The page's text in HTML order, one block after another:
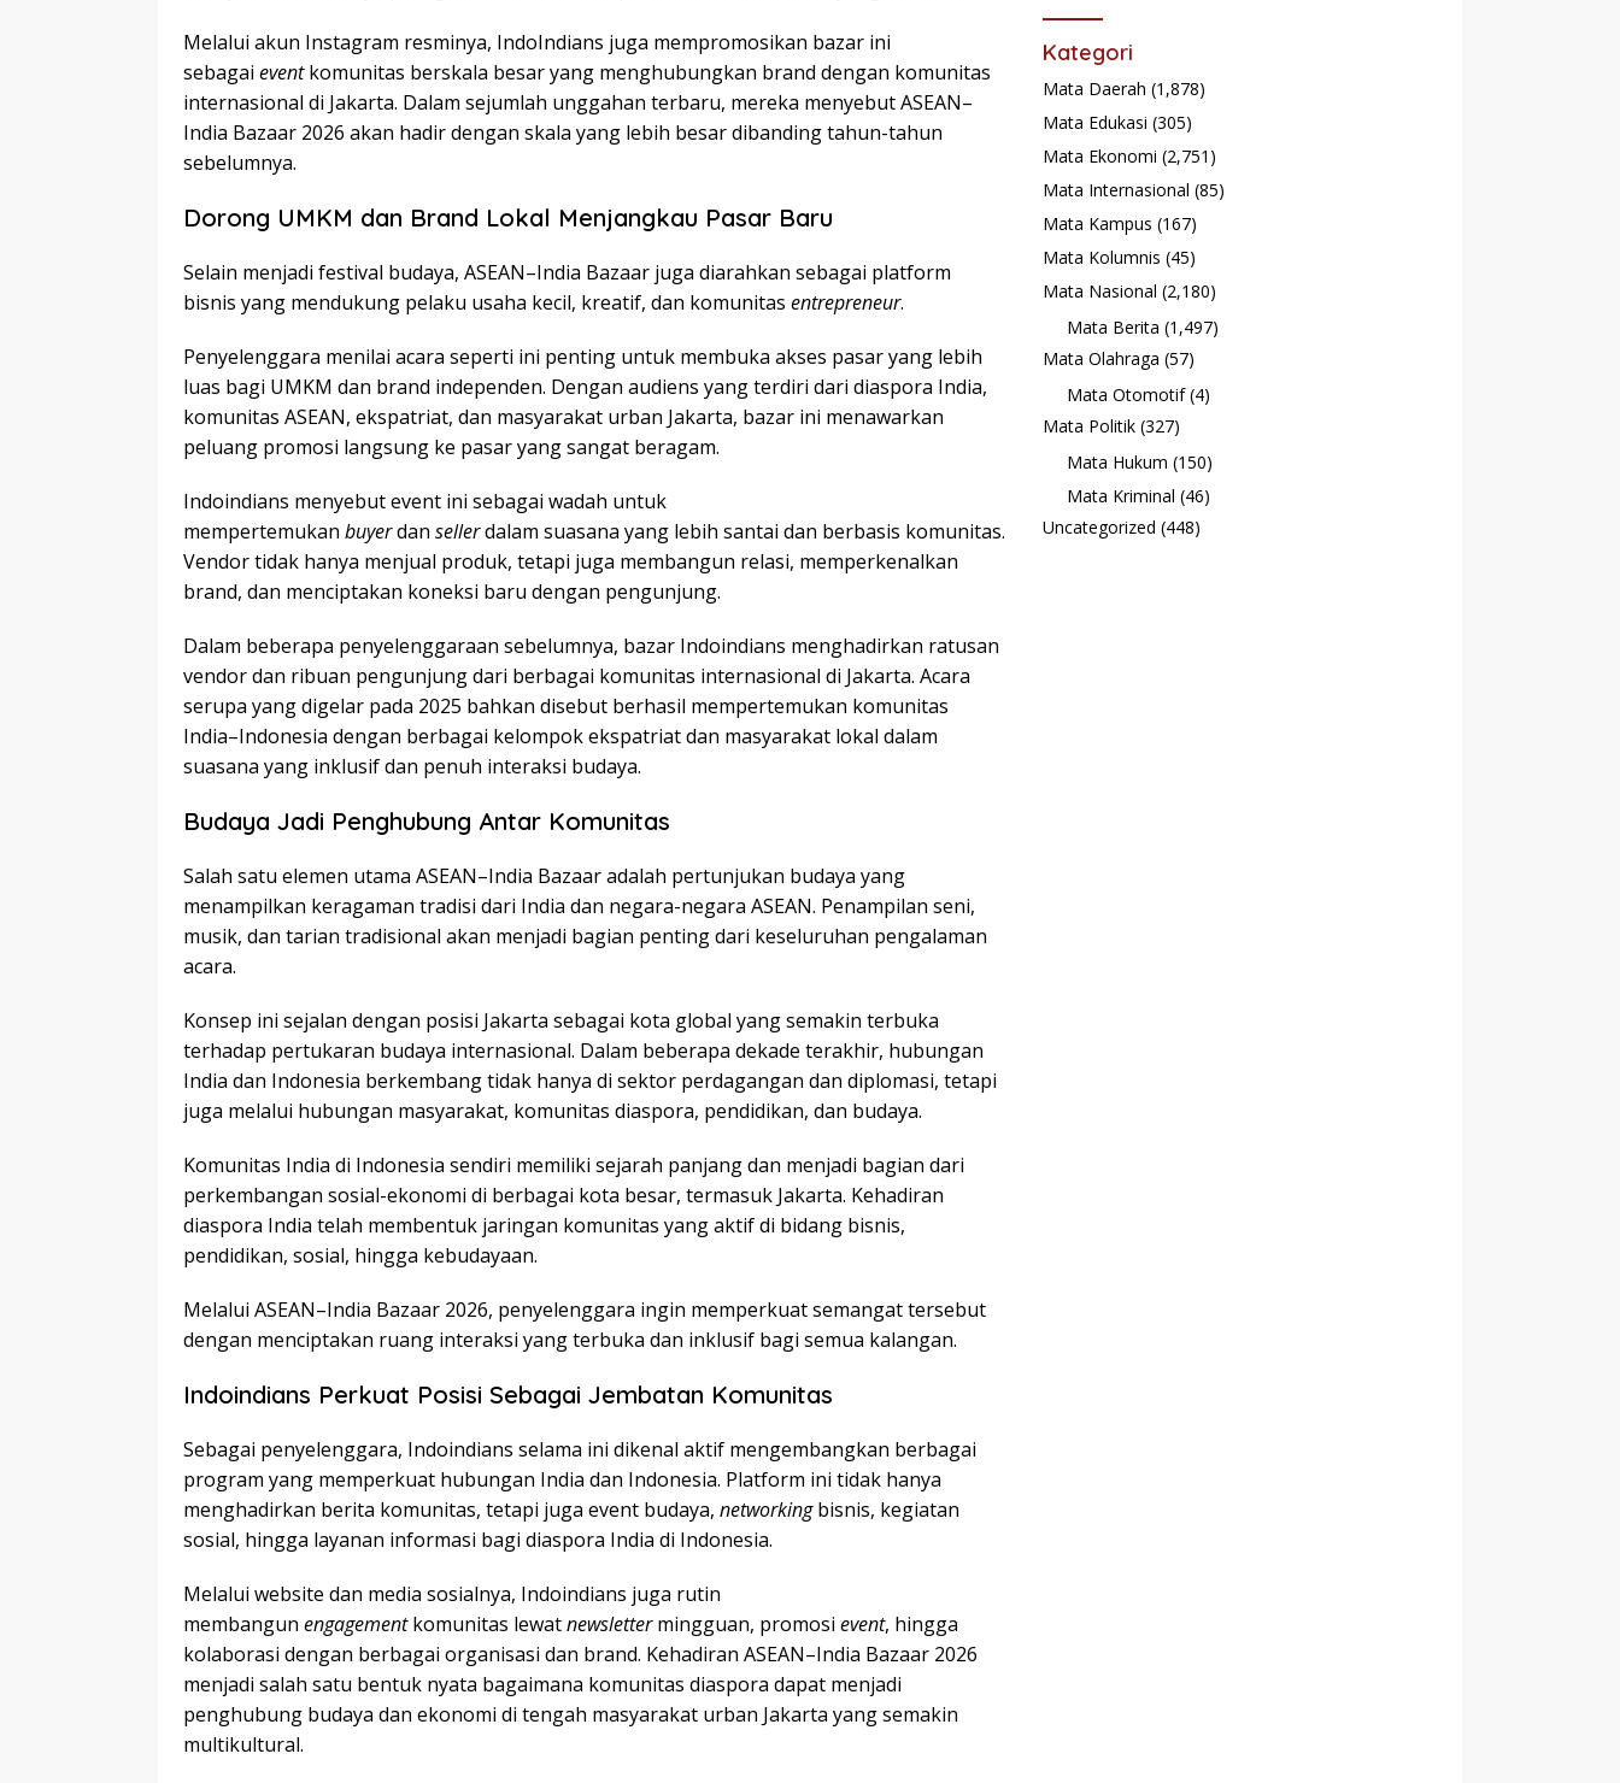
Melalui akun Instagram resminya, IndoIndians juga mempromosikan bazar ini
sebagai eventkomunitas berskala besar yang menghubungkan brand dengan komunitas
internasional di Jakarta. Dalam sejumlah unggahan terbaru, mereka menyebut ASEAN–
India Bazaar 2026 akan hadir dengan skala yang lebih besar dibanding tahun-tahun
sebelumnya.
Dorong UMKM dan Brand Lokal Menjangkau Pasar Baru
Selain menjadi festival budaya, ASEAN–India Bazaar juga diarahkan sebagai platform
bisnis yang mendukung pelaku usaha kecil, kreatif, dan komunitas entrepreneur.
Penyelenggara menilai acara seperti ini penting untuk membuka akses pasar yang lebih
luas bagi UMKM dan brand independen. Dengan audiens yang terdiri dari diaspora India,
komunitas ASEAN, ekspatriat, dan masyarakat urban Jakarta, bazar ini menawarkan
peluang promosi langsung ke pasar yang sangat beragam.
Indoindians menyebut event ini sebagai wadah untuk
mempertemukan buyerdan sellerdalam suasana yang lebih santai dan berbasis komunitas.
Vendor tidak hanya menjual produk, tetapi juga membangun relasi, memperkenalkan
brand, dan menciptakan koneksi baru dengan pengunjung.
Dalam beberapa penyelenggaraan sebelumnya, bazar Indoindians menghadirkan ratusan
vendor dan ribuan pengunjung dari berbagai komunitas internasional di Jakarta. Acara
serupa yang digelar pada 2025 bahkan disebut berhasil mempertemukan komunitas
India–Indonesia dengan berbagai kelompok ekspatriat dan masyarakat lokal dalam
suasana yang inklusif dan penuh interaksi budaya.
Budaya Jadi Penghubung Antar Komunitas
Salah satu elemen utama ASEAN–India Bazaar adalah pertunjukan budaya yang
menampilkan keragaman tradisi dari India dan negara-negara ASEAN. Penampilan seni,
musik, dan tarian tradisional akan menjadi bagian penting dari keseluruhan pengalaman
acara.
Konsep ini sejalan dengan posisi Jakarta sebagai kota global yang semakin terbuka
terhadap pertukaran budaya internasional. Dalam beberapa dekade terakhir, hubungan
India dan Indonesia berkembang tidak hanya di sektor perdagangan dan diplomasi, tetapi
juga melalui hubungan masyarakat, komunitas diaspora, pendidikan, dan budaya.
Komunitas India di Indonesia sendiri memiliki sejarah panjang dan menjadi bagian dari
perkembangan sosial-ekonomi di berbagai kota besar, termasuk Jakarta. Kehadiran
diaspora India telah membentuk jaringan komunitas yang aktif di bidang bisnis,
pendidikan, sosial, hingga kebudayaan.
Melalui ASEAN–India Bazaar 2026, penyelenggara ingin memperkuat semangat tersebut
dengan menciptakan ruang interaksi yang terbuka dan inklusif bagi semua kalangan.
Indoindians Perkuat Posisi Sebagai Jembatan Komunitas
Sebagai penyelenggara, Indoindians selama ini dikenal aktif mengembangkan berbagai
program yang memperkuat hubungan India dan Indonesia. Platform ini tidak hanya
menghadirkan berita komunitas, tetapi juga event budaya, networkingbisnis, kegiatan
sosial, hingga layanan informasi bagi diaspora India di Indonesia.
Melalui website dan media sosialnya, Indoindians juga rutin
membangun engagementkomunitas lewatnewslettermingguan, promosi event, hingga
kolaborasi dengan berbagai organisasi dan brand. Kehadiran ASEAN–India Bazaar 2026
menjadi salah satu bentuk nyata bagaimana komunitas diaspora dapat menjadi
penghubung budaya dan ekonomi di tengah masyarakat urban Jakarta yang semakin
multikultural.
Kategori
Mata Daerah (1,878)
Mata Edukasi (305)
Mata Ekonomi (2,751)
Mata Internasional (85)
Mata Kampus (167)
Mata Kolumnis (45)
Mata Nasional (2,180)
Mata Berita (1,497)
Mata Olahraga (57)
Mata Otomotif(4)
Mata Politik (327)
Mata Hukum (150)
Mata Kriminal (46)
Uncategorized (448)